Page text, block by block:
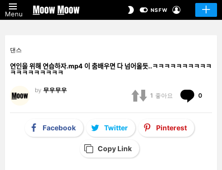
Menu
SWITCHNSFW
댄스
연인을 위해 연습하자.mp4 이 춤배우면 다 넘어올듯..ㅋㅋㅋㅋㅋㅋㅋㅋㅋㅋ
ㅋㅋㅋㅋㅋㅋㅋㅋㅋ
by 무우무우
1 좋아요 0
Facebook Twitter Pinterest
Copy Link